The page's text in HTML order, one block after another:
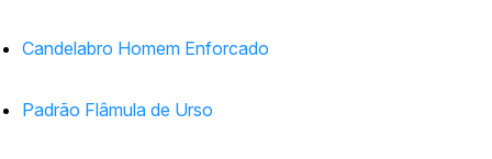
Candelabro Homem Enforcado
Padrão Flâmula de Urso